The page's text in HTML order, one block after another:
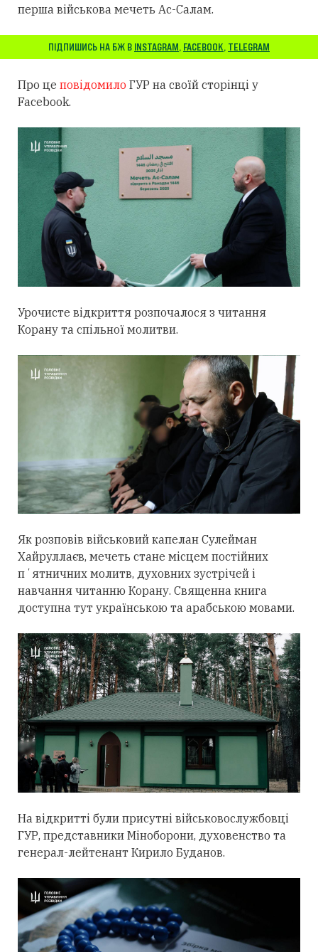
перша військова мечеть Ас-Салам.
ПІДПИШИСЬ НА БЖ В INSTAGRAM, FACEBOOK, TELEGRAM
Про це повідомило ГУР на своїй сторінці у
Facebook.
Урочисте відкриття розпочалося з читання
Корану та спільної молитви.
Як розповів військовий капелан Сулейман
Хайруллаєв, мечеть стане місцем постійних
пʼятничних молитв, духовних зустрічей і
навчання читанню Корану. Священна книга
доступна тут українською та арабською мовами.
На відкритті були присутні військовослужбовці
ГУР, представники Міноборони, духовенство та
генерал-лейтенант Кирило Буданов.